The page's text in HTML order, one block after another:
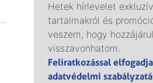
Hetek hírlevelet
tartalmakról és
veszem, hogy
visszavonhatom.
Feliratkozással
adatvédelmi